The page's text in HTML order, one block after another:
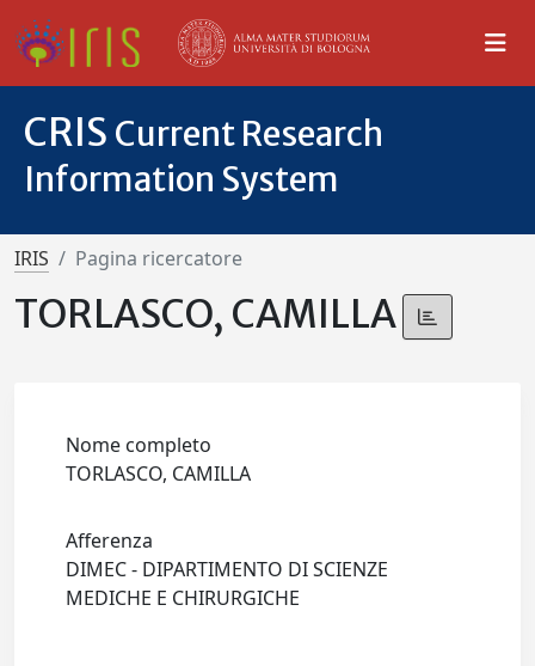
CRIS Current Research
Information System
IRIS Pagina ricercatore
TORLASCO, CAMILLA
Nome completo
TORLASCO, CAMILLA
Afferenza
DIMEC - DIPARTIMENTO DI SCIENZE
MEDICHE E CHIRURGICHE